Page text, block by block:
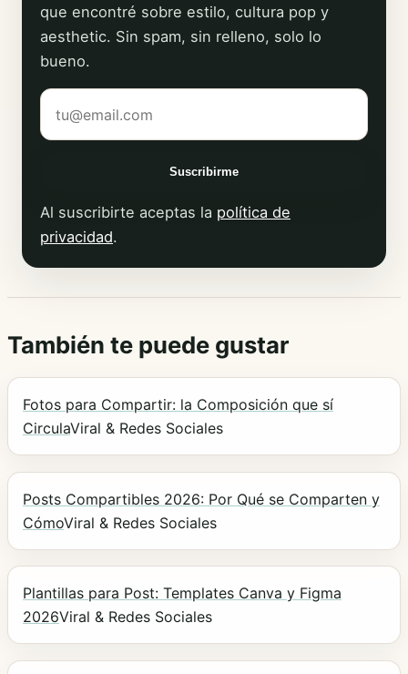
que encontré sobre estilo, cultura pop y
aesthetic. Sin spam, sin relleno, solo lo
bueno.
Tu correo electrónico
Suscribirme
Al suscribirte aceptas la política de
privacidad.
También te puede gustar
Fotos para Compartir: la Composición que sí
CirculaViral & Redes Sociales
Posts Compartibles 2026: Por Qué se Comparten y
CómoViral & Redes Sociales
Plantillas para Post: Templates Canva y Figma
2026Viral & Redes Sociales